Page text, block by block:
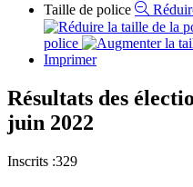
Taille de police
police
Imprimer
Résultats des
juin 2022
Inscrits :329